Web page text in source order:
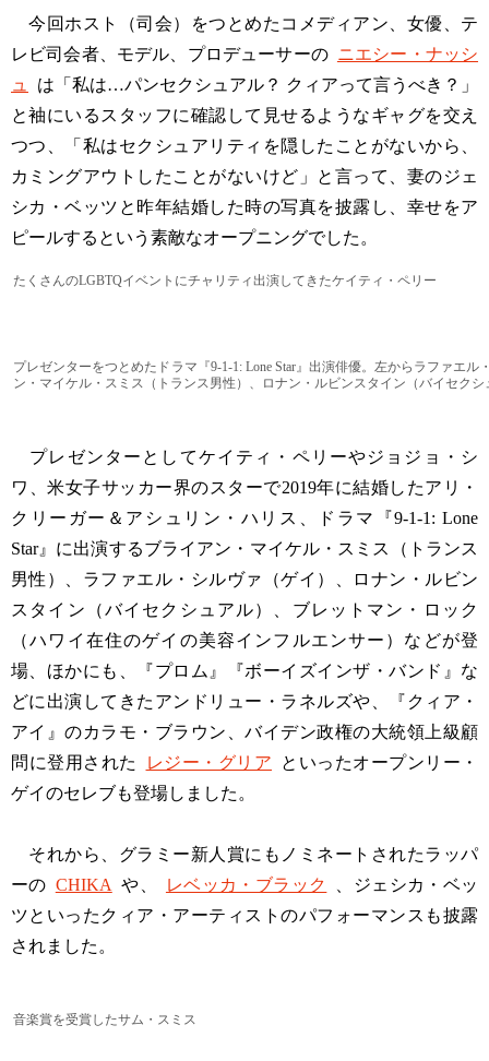
今回ホスト（司会）をつとめたコメディアン、女優、テ
レビ司会者、モデル、プロデューサーの ニエシー・ナッシ
ュ
は「私は…パンセクシュアル？ クィアって言うべき？」
と袖にいるスタッフに確認して見せるようなギャグを交え
つつ、「私はセクシュアリティを隠したことがないから、
カミングアウトしたことがないけど」と言って、妻のジェ
シカ・ベッツと昨年結婚した時の写真を披露し、幸せをア
ピールするという素敵なオープニングでした。
たくさんのLGBTQイベントにチャリティ出演してきたケイティ・ペリー
プレゼンターをつとめたドラマ『9-1-1: Lone Star』出演俳優。左からラファエ
ン・マイケル・スミス（トランス男性）、ロナン・ルビンスタイン（バイセクシ
プレゼンターとしてケイティ・ペリーやジョジョ・シ
ワ、米女子サッカー界のスターで2019年に結婚したアリ・
クリーガー＆アシュリン・ハリス、ドラマ『9-1-1: Lone
Star』に出演するブライアン・マイケル・スミス（トランス
男性）、ラファエル・シルヴァ（ゲイ）、ロナン・ルビン
スタイン（バイセクシュアル）、ブレットマン・ロック
（ハワイ在住のゲイの美容インフルエンサー）などが登
場、ほかにも、『プロム』『ボーイズインザ・バンド』な
どに出演してきたアンドリュー・ラネルズや、『クィア・
アイ』のカラモ・ブラウン、バイデン政権の大統領上級顧
問に登用された
レジー・グリア
といったオープンリー・
ゲイのセレブも登場しました。
それから、グラミー新人賞にもノミネートされたラッパ
ーの CHIKA や、 レベッカ・ブラック
、ジェシカ・ベッ
ツといったクィア・アーティストのパフォーマンスも披露
されました。
音楽賞を受賞したサム・スミス